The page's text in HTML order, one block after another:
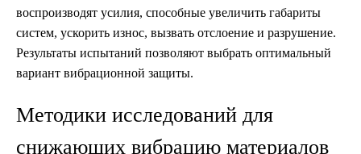
воспроизводят усилия, способные увеличить габариты
систем, ускорить износ, вызвать отслоение и разрушение.
Результаты испытаний позволяют выбрать оптимальный
вариант вибрационной защиты.
Методики исследований для
снижающих вибрацию материалов